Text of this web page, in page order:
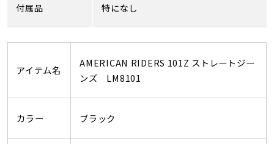
付属品 特になし
アイテム名
AMERICAN RIDERS 101Z ストレートジー
ンズ LM8101
カラー ブラック